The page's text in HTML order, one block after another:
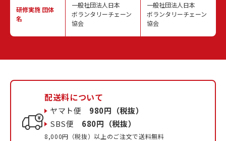
研修実施 団体
名
一般社団法人日本
ボランタリーチェーン
協会
一般社団法人日本
ボランタリーチェーン
協会
配送料について
ヤマト便 980円（税抜）
SBS便 680円（税抜）
8,000円（税抜）以上のご注文で送料無料